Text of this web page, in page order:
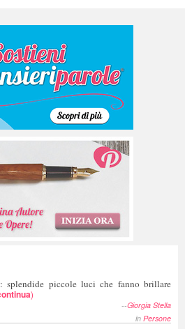
piccole luci che fanno brillare
)
--Giorgia Stella
in Persone